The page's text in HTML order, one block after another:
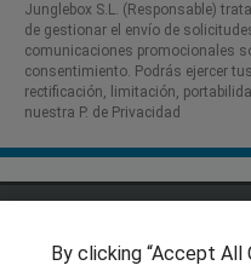
Junglebox S.L. (Responsable)
de gestionar el envío de
comunicaciones promocionales
consentimiento. Podrás ejercer
rectificación, limitación,
nuestra P. de Privacidad​
By clicking “Accept All